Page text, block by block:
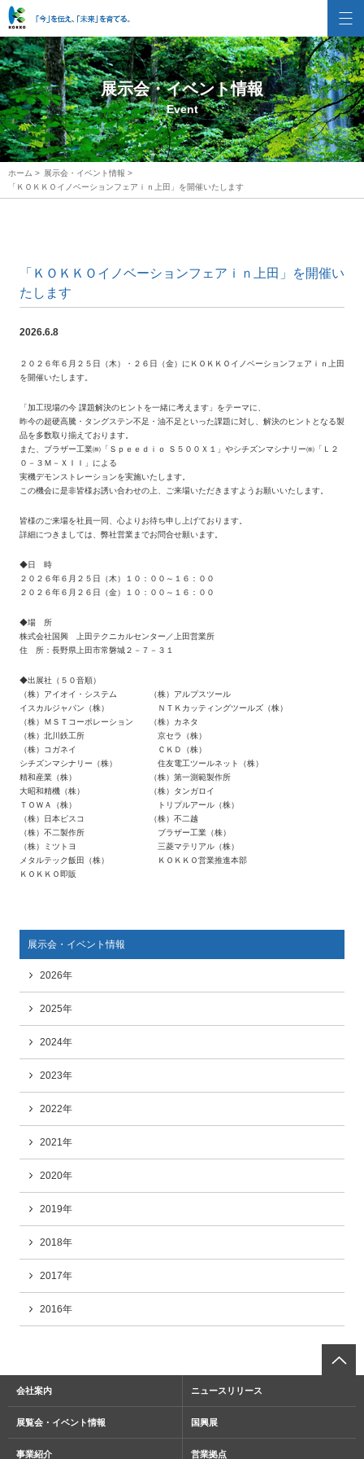
展示会・イベント情報
Event
ホーム > 展示会・イベント情報 >
「ＫＯＫＫＯイノベーションフェアｉｎ上田」を開催いたします
「ＫＯＫＫＯイノベーションフェアｉｎ上田」を開催い
たします
2026.6.8
２０２６年６月２５日（木）・２６日（金）にＫＯＫＫＯイノベーションフェアｉｎ上田
を開催いたします。
「加工現場の今 課題解決のヒントを一緒に考えます」をテーマに、
昨今の超硬高騰・タングステン不足・油不足といった課題に対し、解決のヒントとなる製
品を多数取り揃えております。
また、ブラザー工業㈱「Ｓｐｅｅｄｉｏ Ｓ５００Ｘ１」やシチズンマシナリー㈱「Ｌ２
０－３Ｍ－ＸＩＩ」による
実機デモンストレーションを実施いたします。
この機会に是非皆様お誘い合わせの上、ご来場いただきますようお願いいたします。
皆様のご来場を社員一同、心よりお待ち申し上げております。
詳細につきましては、弊社営業までお問合せ願います。
◆日 時
２０２６年６月２５日（木）１０：００～１６：００
２０２６年６月２６日（金）１０：００～１６：００
◆場 所
株式会社国興 上田テクニカルセンター／上田営業所
住 所：長野県上田市常磐城２－７－３１
◆出展社（５０音順）
（株）アイオイ・システム （株）アルプスツール
イスカルジャパン（株） ＮＴＫカッティングツールズ（株）
（株）ＭＳＴコーポレーション （株）カネタ
（株）北川鉄工所 京セラ（株）
（株）コガネイ ＣＫＤ（株）
シチズンマシナリー（株） 住友電工ツールネット（株）
精和産業（株） （株）第一測範製作所
大昭和精機（株） （株）タンガロイ
ＴＯＷＡ（株） トリプルアール（株）
（株）日本ピスコ （株）不二越
（株）不二製作所 ブラザー工業（株）
（株）ミツトヨ 三菱マテリアル（株）
メタルテック飯田（株） ＫＯＫＫＯ営業推進本部
ＫＯＫＫＯ即販
展示会・イベント情報
2026年
2025年
2024年
2023年
2022年
2021年
2020年
2019年
2018年
2017年
2016年
会社案内 ニュースリリース
展覧会・イベント情報 国興展
事業紹介 営業拠点